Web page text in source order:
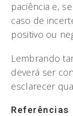
paciência e,
caso de
positivo ou
Lembrando
deverá ser
esclarecer
Referências